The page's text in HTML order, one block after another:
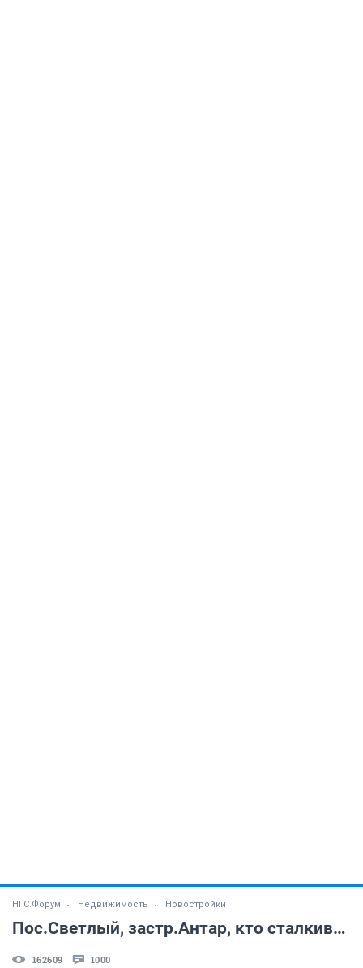
НГС.Форум Недвижимость Новостройки
Пос.Светлый, застр.Антар, кто сталкивался? (часть 2)
162609 1000